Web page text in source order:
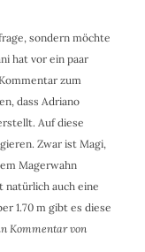
sondern möchte
hat vor ein paar
zum
dass Adriano
Auf diese
Zwar ist Magi,
Magerwahn
natürlich auch eine
1.70 m gibt es diese
Kommentar von